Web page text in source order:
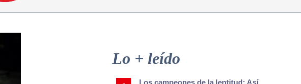
Sidebar
Lo + leído
Los campeones de la lentitud: Así